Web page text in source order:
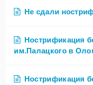
Не сдали
Нострификация
им.Палацкого в
Нострификация